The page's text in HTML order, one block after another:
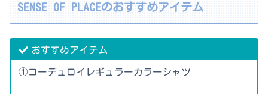
SENSE OF PLACEのおすすめアイテム
おすすめアイテム
①コーデュロイレギュラーカラーシャツ